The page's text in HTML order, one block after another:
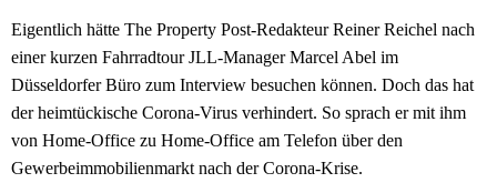
Eigentlich hätte The Property Post-Redakteur Reiner Reichel nach
einer kurzen Fahrradtour JLL-Manager Marcel Abel im
Düsseldorfer Büro zum Interview besuchen können. Doch das hat
der heimtückische Corona-Virus verhindert. So sprach er mit ihm
von Home-Office zu Home-Office am Telefon über den
Gewerbeimmobilienmarkt nach der Corona-Krise.